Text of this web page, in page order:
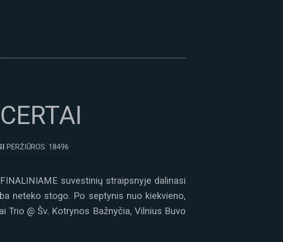
PERŽIŪROS: 18496
suvestinių straipsnyje dalinasi
neteko stogo. Po septynis nuo kiekvieno,
Trio @ Šv. Kotrynos Bažnyčia, Vilnius Buvo